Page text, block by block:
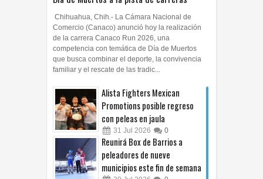
Chihuahua, Chih.- La Cámara Nacional de
Comercio (Canaco) anunció hoy la realización
de la carrera Canaco Run 2026, una
competencia con temática de Día de Muertos
que busca combinar el deporte, la convivencia
familiar y el rescate de las tradic...
Alista Fighters Mexican
Promotions posible regreso
con peleas en jaula
31 Jul 2026 0
Reunirá Box de Barrios a
peleadores de nueve
municipios este fin de semana